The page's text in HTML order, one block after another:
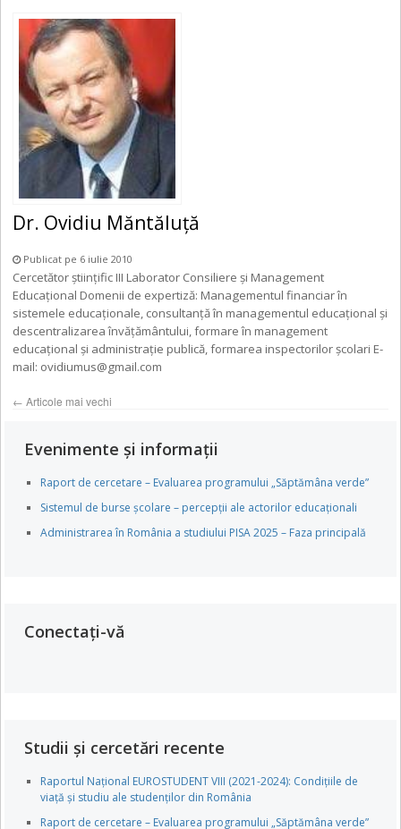
Dr. Ovidiu Măntăluță
Publicat pe 6 iulie 2010
Cercetător ştiinţific III Laborator Consiliere şi Management
Educaţional Domenii de expertiză: Managementul financiar în
sistemele educaționale, consultanță în managementul educațional și
descentralizarea învățământului, formare în management
educațional și administrație publică, formarea inspectorilor școlari E-
mail: ovidiumus@gmail.com
← Articole mai vechi
Evenimente și informații
Raport de cercetare – Evaluarea programului „Săptămâna verde”
Sistemul de burse școlare – percepții ale actorilor educaționali
Administrarea în România a studiului PISA 2025 – Faza principală
Conectați-vă
Studii și cercetări recente
Raportul Național EUROSTUDENT VIII (2021-2024): Condițiile de
viață și studiu ale studenților din România
Raport de cercetare – Evaluarea programului „Săptămâna verde”